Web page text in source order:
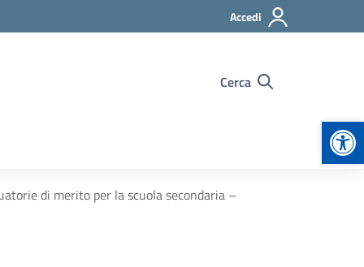
Accedi
Cerca
di merito per la scuola secondaria –